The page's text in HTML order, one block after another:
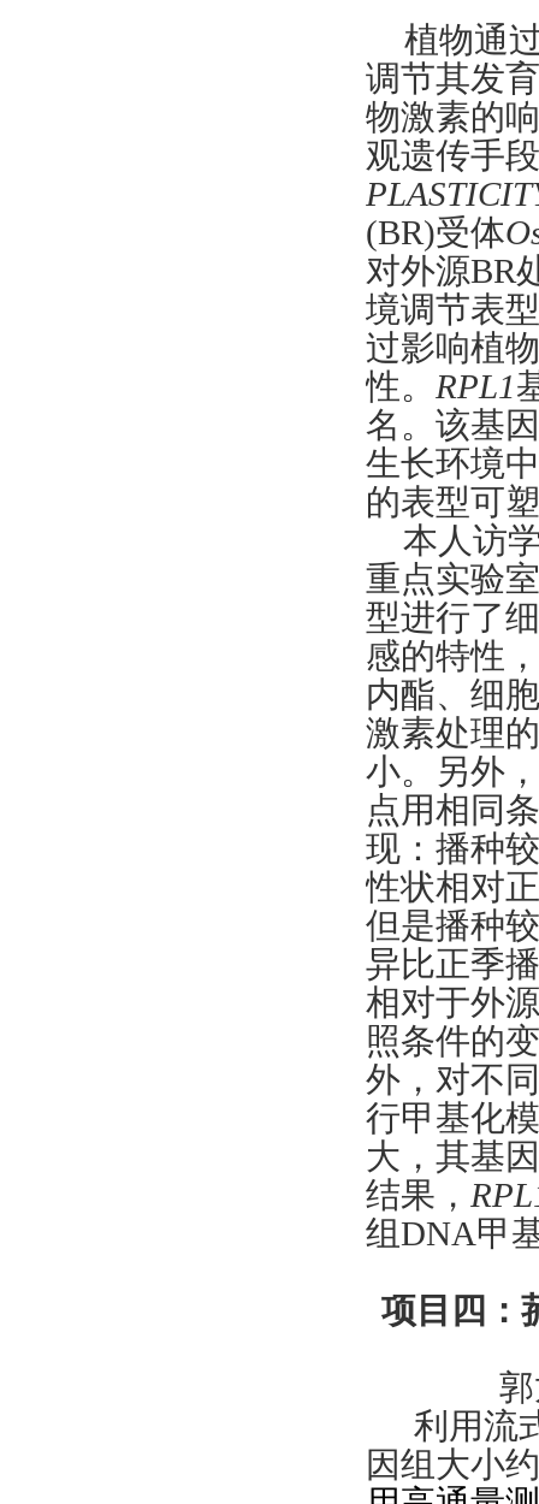
植物通
调节其发
物激素的
观遗传手
(BR)受体
对外源BR
境调节表
过影响植
性。 RPL1
名。该基
生长环境
的表型可
本人访
重点实验
型进行了
感的特性
内酯、细
激素处理
小。另外
点用相同
现：播种
性状相对
但是播种
异比正季
相对于外
照条件的
外，对不
行甲基化
大，其基
结果，
组DNA甲
项目四：
利用流
因组大小